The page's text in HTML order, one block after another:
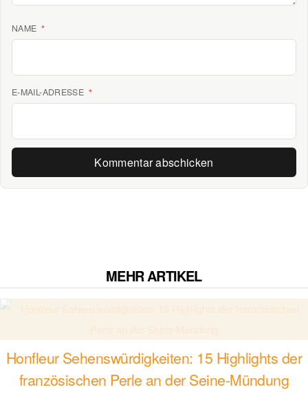
NAME *
E-MAIL-ADRESSE *
MEHR ARTIKEL
Honfleur Sehenswürdigkeiten: 15 Highlights der
französischen Perle an der Seine-Mündung